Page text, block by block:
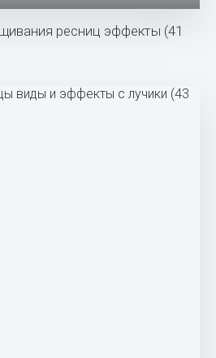
ресниц эффекты (41